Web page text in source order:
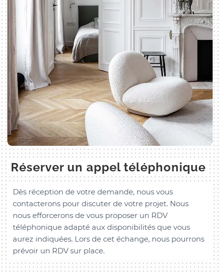
Réserver un appel téléphonique
Dès réception de votre demande, nous vous
contacterons pour discuter de votre projet. Nous
nous efforcerons de vous proposer un RDV
téléphonique adapté aux disponibilités que vous
aurez indiquées. Lors de cet échange, nous pourrons
prévoir un RDV sur place.